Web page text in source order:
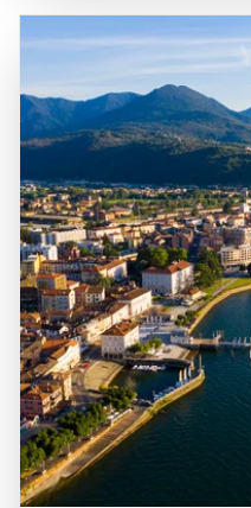
Erbe, das bis ins 16.
Familie Borromeo die
und Kultur machte.
Inseln unbedingt
Architektur, die herrlichen
Küche zu genießen, die
unvergesslichen Ziel
einfach und bequem
die Borromäischen Inseln
Reisende, die die
und die kulturellen
möchten.